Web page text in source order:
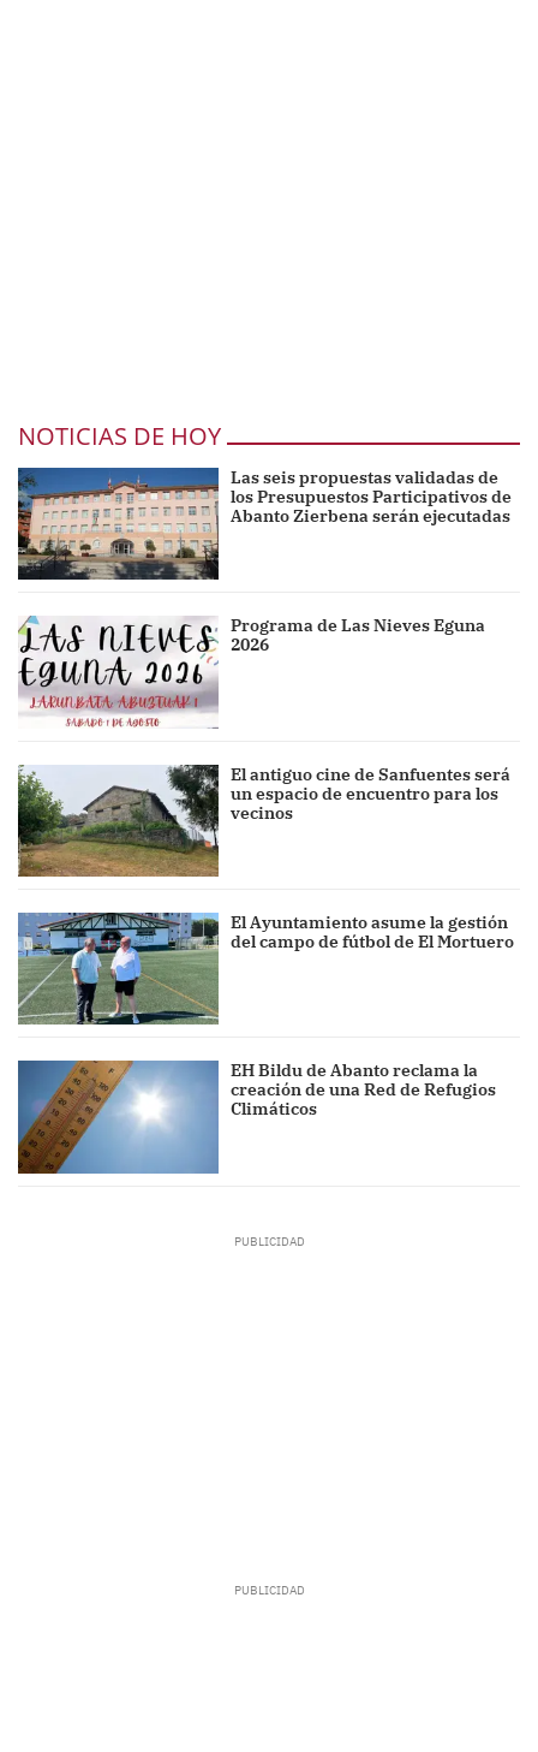
NOTICIAS DE HOY
Las seis propuestas validadas de
los Presupuestos Participativos de
Abanto Zierbena serán ejecutadas
Programa de Las Nieves Eguna
2026
El antiguo cine de Sanfuentes será
un espacio de encuentro para los
vecinos
El Ayuntamiento asume la gestión
del campo de fútbol de El Mortuero
EH Bildu de Abanto reclama la
creación de una Red de Refugios
Climáticos